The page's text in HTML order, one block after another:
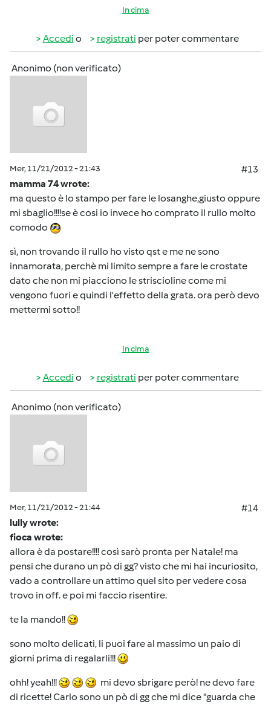
In cima
Accedi o registrati per poter commentare
Anonimo (non verificato)
Mer, 11/21/2012 - 21:43
#13
mamma 74 wrote:
ma questo è lo stampo per fare le losanghe,giusto oppure
mi sbaglio!!!!se è cosi io invece ho comprato il rullo molto
comodo
sì, non trovando il rullo ho visto qst e me ne sono
innamorata, perchè mi limito sempre a fare le crostate
dato che non mi piacciono le striscioline come mi
vengono fuori e quindi l'effetto della grata. ora però devo
mettermi sotto!!
In cima
Accedi o registrati per poter commentare
Anonimo (non verificato)
Mer, 11/21/2012 - 21:44
#14
lully wrote:
fioca wrote:
allora è da postare!!!! così sarò pronta per Natale! ma
pensi che durano un pò di gg? visto che mi hai incuriosito,
vado a controllare un attimo quel sito per vedere cosa
trovo in off. e poi mi faccio risentire.
te la mando!!
sono molto delicati, li puoi fare al massimo un paio di
giorni prima di regalarli!!!
ohh! yeah!!!
mi devo sbrigare però! ne devo fare
di ricette! Carlo sono un pò di gg che mi dice "guarda che